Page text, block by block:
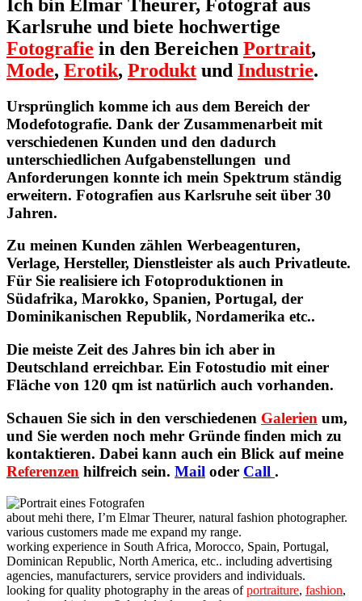
Ich bin Elmar Theurer, Fotograf aus
Karlsruhe und biete hochwertige
Fotografie in den Bereichen Portrait,
Mode, Erotik, Produkt und Industrie.
Ursprünglich komme ich aus dem Bereich der
Modefotografie. Dank der Zusammenarbeit mit
verschiedenen Kunden und den dadurch
unterschiedlichen Aufgabenstellungen und
Anforderungen konnte ich mein Spektrum ständig
erweitern. Fotografien aus Karlsruhe seit über 30
Jahren.
Zu meinen Kunden zählen Werbeagenturen,
Verlage, Hersteller, Dienstleister als auch Privatleute.
Für Sie realisiere ich Fotoproduktionen in
Südafrika, Marokko, Spanien, Portugal, der
Dominikanischen Republik, Nordamerika etc..
Die meiste Zeit des Jahres bin ich aber in
Deutschland erreichbar. Ein Fotostudio mit einer
Fläche von 120 qm ist natürlich auch vorhanden.
Schauen Sie sich in den verschiedenen Galerien um,
und Sie werden noch mehr Gründe finden mich zu
kontaktieren. Dabei kann auch ein Blick auf meine
Referenzen hilfreich sein. Mail oder Call .
about mehi there, I’m Elmar Theurer, natural fashion photographer.
various customers made me expand my range.
working experience in South Africa, Morocco, Spain, Portugal,
Dominican Republic, North America, etc.. including advertising
agencies, manufacturers, service providers and individuals.
looking for quality photography in the areas ofportraiture, fashion,